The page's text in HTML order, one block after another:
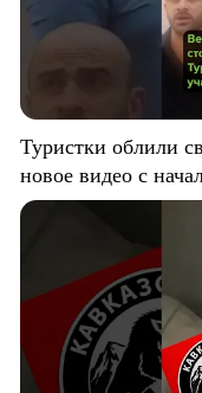
Туристки облили
новое видео с